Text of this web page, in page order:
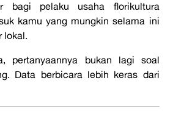
bagi pelaku usaha florikultura
kamu yang mungkin selama ini
lokal.
pertanyaannya bukan lagi soal
Data berbicara lebih keras dari